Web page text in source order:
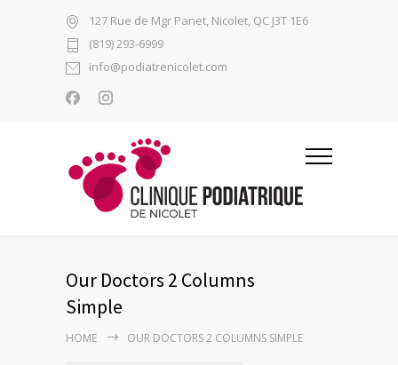
127 Rue de Mgr Panet, Nicolet, QC J3T 1E6
(819) 293-6999
info@podiatrenicolet.com
Our Doctors 2 Columns
Simple
HOME OUR DOCTORS 2 COLUMNS SIMPLE